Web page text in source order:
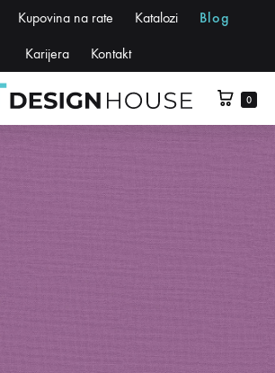
Kupovina na rate Katalozi Blog
Karijera Kontakt
0